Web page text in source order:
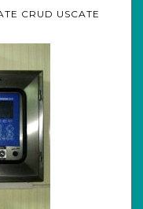
CRUD USCATE